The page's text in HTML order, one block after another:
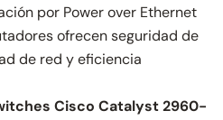
por Power over Ethernet
ofrecen seguridad de
de red y eficiencia
Cisco Catalyst 2960-